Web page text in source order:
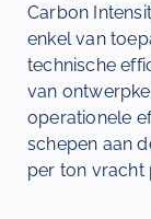
Carbon
enkel van
technische
van
operationele
schepen aan
per ton vracht